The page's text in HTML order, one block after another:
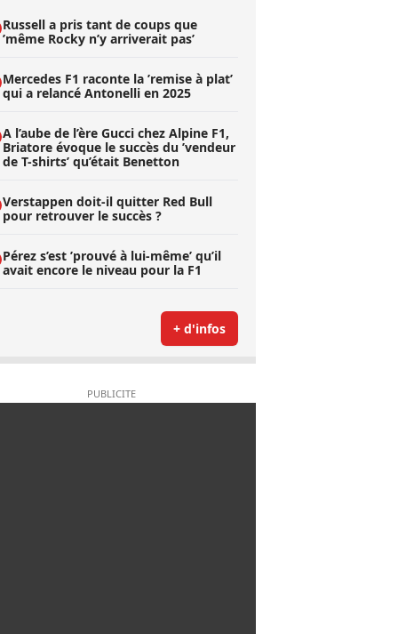
Russell a pris tant de coups que
’même Rocky n’y arriverait pas’
Mercedes F1 raconte la ’remise à plat’
qui a relancé Antonelli en 2025
A l’aube de l’ère Gucci chez Alpine F1,
Briatore évoque le succès du ’vendeur
de T-shirts’ qu’était Benetton
Verstappen doit-il quitter Red Bull
pour retrouver le succès ?
Pérez s’est ’prouvé à lui-même’ qu’il
avait encore le niveau pour la F1
+ d'infos